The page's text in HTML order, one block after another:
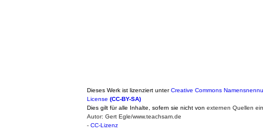
Dieses Werk ist lizenziert unterCreative Commons
License (CC-BY-SA)
Dies gilt für alle Inhalte, sofern sie nicht von externen Quellen
Autor: Gert Egle/www.teachsam.de
- CC-Lizenz